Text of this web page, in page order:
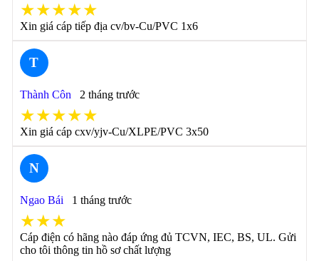
★★★★★
Xin giá cáp tiếp địa cv/bv-Cu/PVC 1x6
T
Thành Côn 2 tháng trước
★★★★★
Xin giá cáp cxv/yjv-Cu/XLPE/PVC 3x50
N
Ngao Bái 1 tháng trước
★★★
Cáp điện có hãng nào đáp ứng đủ TCVN, IEC, BS, UL. Gửi
cho tôi thông tin hồ sơ chất lượng